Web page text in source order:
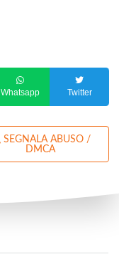
Whatsapp Twitter
DMCA